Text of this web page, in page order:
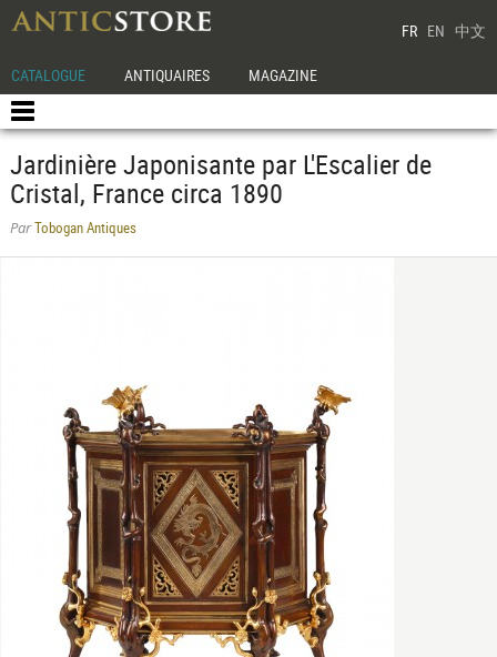
FR EN 中文
CATALOGUE ANTIQUAIRES MAGAZINE
Jardinière Japonisante par L'Escalier de
Cristal, France circa 1890
ParTobogan Antiques